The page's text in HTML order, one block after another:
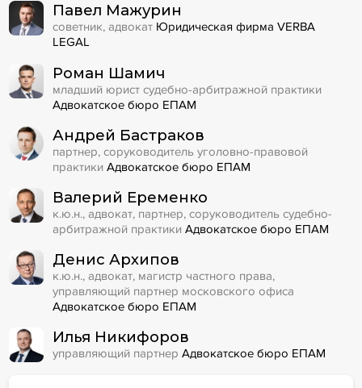
Павел Мажурин
советник, адвокат Юридическая фирма VERBA
LEGAL
Роман Шамич
младший юрист судебно-арбитражной практики
Адвокатское бюро ЕПАМ
Андрей Бастраков
партнер, соруководитель уголовно-правовой
практики Адвокатское бюро ЕПАМ
Валерий Еременко
к.ю.н., адвокат, партнер, соруководитель судебно-
арбитражной практики Адвокатское бюро ЕПАМ
Денис Архипов
к.ю.н., адвокат, магистр частного права,
управляющий партнер московского офиса
Адвокатское бюро ЕПАМ
Илья Никифоров
управляющий партнер Адвокатское бюро ЕПАМ